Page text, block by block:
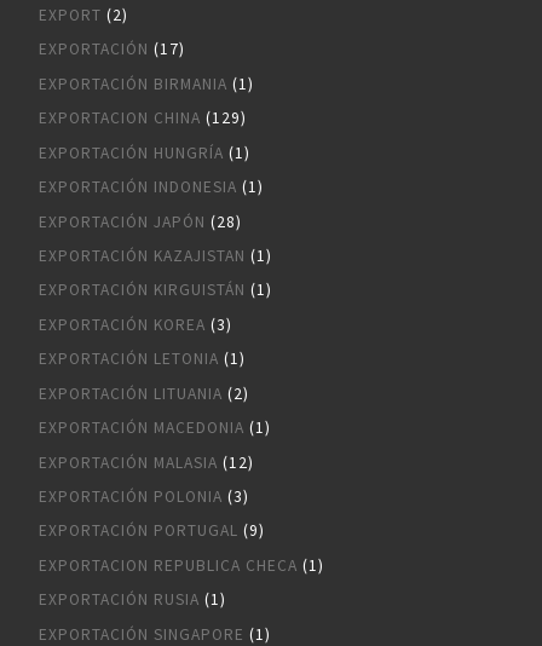
EXPORT (2)
EXPORTACIÓN (17)
EXPORTACIÓN BIRMANIA (1)
EXPORTACION CHINA (129)
EXPORTACIÓN HUNGRÍA (1)
EXPORTACIÓN INDONESIA (1)
EXPORTACIÓN JAPÓN (28)
EXPORTACIÓN KAZAJISTAN (1)
EXPORTACIÓN KIRGUISTÁN (1)
EXPORTACIÓN KOREA (3)
EXPORTACIÓN LETONIA (1)
EXPORTACIÓN LITUANIA (2)
EXPORTACIÓN MACEDONIA (1)
EXPORTACIÓN MALASIA (12)
EXPORTACIÓN POLONIA (3)
EXPORTACIÓN PORTUGAL (9)
EXPORTACION REPUBLICA CHECA (1)
EXPORTACIÓN RUSIA (1)
EXPORTACIÓN SINGAPORE (1)